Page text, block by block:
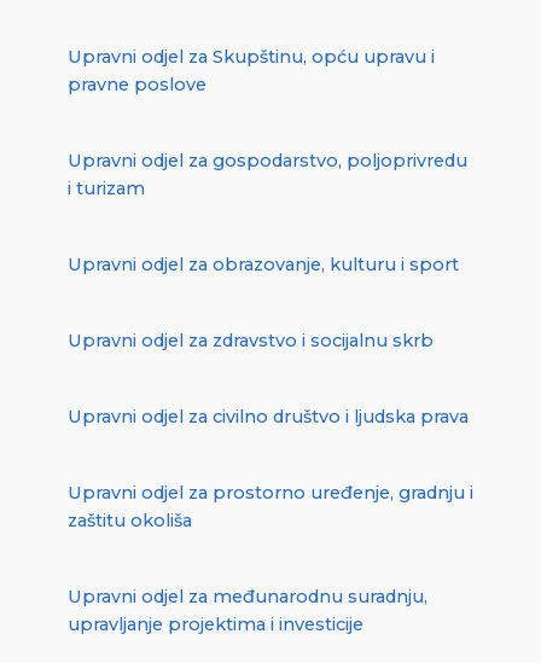
Upravni odjel za Skupštinu, opću upravu i
pravne poslove
Upravni odjel za gospodarstvo, poljoprivredu
i turizam
Upravni odjel za obrazovanje, kulturu i sport
Upravni odjel za zdravstvo i socijalnu skrb
Upravni odjel za civilno društvo i ljudska prava
Upravni odjel za prostorno uređenje, gradnju i
zaštitu okoliša
Upravni odjel za međunarodnu suradnju,
upravljanje projektima i investicije